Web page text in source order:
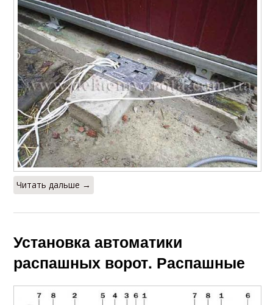
Читать дальше →
Установка автоматики
распашных ворот. Распашные